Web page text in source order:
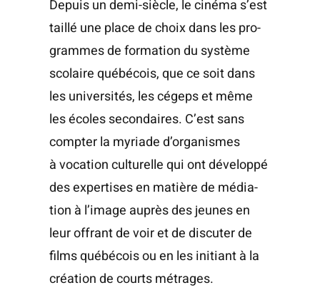
Depuis un demi-siècle, le ciné­ma s’est
taillé une place de choix dans les pro­
grammes de for­ma­tion du sys­tème
sco­laire qué­bé­cois, que ce soit dans
les uni­ver­si­tés, les cégeps et même
les écoles secon­daires. C’est sans
comp­ter la myriade d’organismes
à voca­tion cultu­relle qui ont déve­lop­pé
des exper­tises en matière de média­
tion à l’image auprès des jeunes en
leur offrant de voir et de dis­cu­ter de
films qué­bé­cois ou en les ini­tiant à la
créa­tion de courts métrages.